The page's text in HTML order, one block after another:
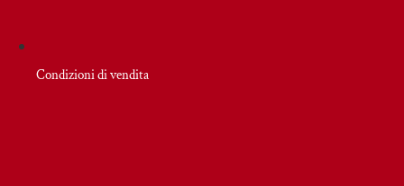
Condizioni di vendita